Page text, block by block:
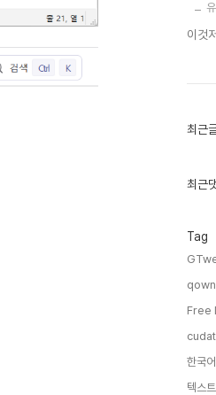
이것
최
인
최근
최근
Tag
Free
한국어
텍스